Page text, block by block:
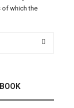
of which the